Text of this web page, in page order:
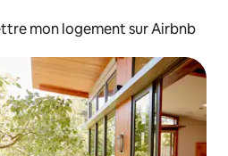
mon logement sur Airbnb